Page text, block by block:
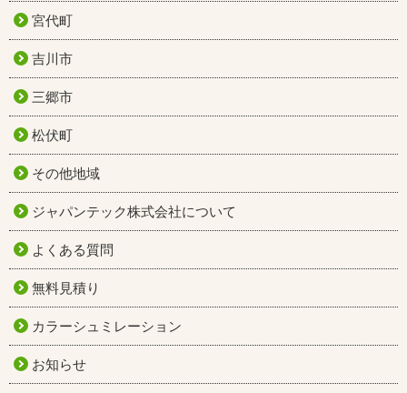
宮代町
吉川市
三郷市
松伏町
その他地域
ジャパンテック株式会社について
よくある質問
無料見積り
カラーシュミレーション
お知らせ